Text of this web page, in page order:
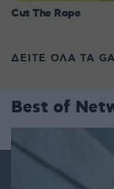
Cut The Rope
ΔΕΙΤΕ ΟΛΑ ΤΑ
Best of